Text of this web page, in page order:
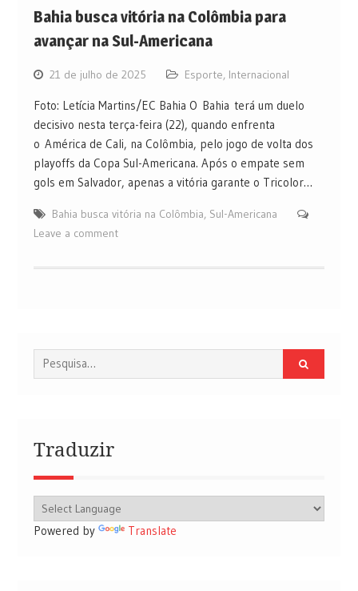
Bahia busca vitória na Colômbia para
avançar na Sul-Americana
21 de julho de 2025 Esporte, Internacional
Foto: Letícia Martins/EC Bahia O Bahia terá um duelo
decisivo nesta terça-feira (22), quando enfrenta
o América de Cali, na Colômbia, pelo jogo de volta dos
playoffs da Copa Sul-Americana. Após o empate sem
gols em Salvador, apenas a vitória garante o Tricolor…
Bahia busca vitória na Colômbia, Sul-Americana
Leave a comment
Procurar
por:
Traduzir
Powered by Translate